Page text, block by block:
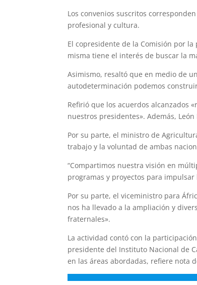
Los convenios suscritos
profesional y cultura.
El copresidente de la Comisión por
misma tiene el interés de buscar la
Asimismo, resaltó que en medio de
autodeterminación podemos
Refirió que los acuerdos alcanzados
nuestros presidentes». Además,
Por su parte, el ministro de
trabajo y la voluntad de ambas
“Compartimos nuestra visión en
programas y proyectos para
Por su parte, el viceministro para
nos ha llevado a la ampliación y
fraternales».
La actividad contó con la
presidente del Instituto Nacional de
en las áreas abordadas, refiere nota